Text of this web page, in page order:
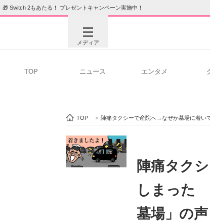
🎁 Switch 2もあたる！ プレゼントキャンペーン実施中！
メディア
ビジネスと働き方のヒント
ITエンジニア向け専門サイト 企
TOP ニュース エンタメ
TOP > 陣痛タクシーで産院へ→なぜか墓場に着
陣痛タク
しまった
墓場」の声